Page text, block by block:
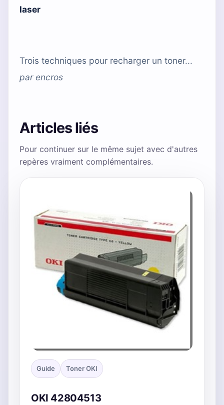
laser
Trois techniques pour recharger un toner...
parencros
Articles liés
Pour continuer sur le même sujet avec d'autres
repères vraiment complémentaires.
Guide Toner OKI
OKI 42804513